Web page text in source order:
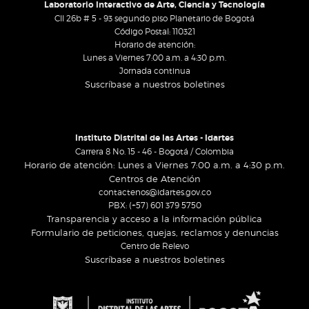
Laboratorio Interactivo de Arte, Ciencia y Tecnología
Cll 26b # 5 - 93 segundo piso Planetario de Bogotá
Código Postal: 110321
Horario de atención:
Lunes a Viernes 7:00 a.m. a 4:30 p.m.
Jornada continua
Suscríbase a nuestros boletines
Instituto Distrital de las Artes - Idartes
Carrera 8 No. 15 - 46 - Bogotá / Colombia
Horario de atención: Lunes a Viernes 7:00 a.m. a 4:30 p.m.
Centros de Atención
contactenos@idartes.gov.co
PBX: (+57) 601 379 5750
Transparencia y acceso a la información pública
Formulario de peticiones, quejas, reclamos y denuncias
Centro de Relevo
Suscríbase a nuestros boletines